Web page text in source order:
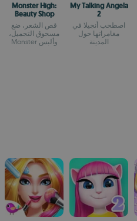
My Talking Angela
2
اصطحب أنجيلا في
مغامراتها حول
المدينة
Monster High:
Beauty Shop
قص الشعر، ضع
مسحوق التجميل،
وألبس Monster